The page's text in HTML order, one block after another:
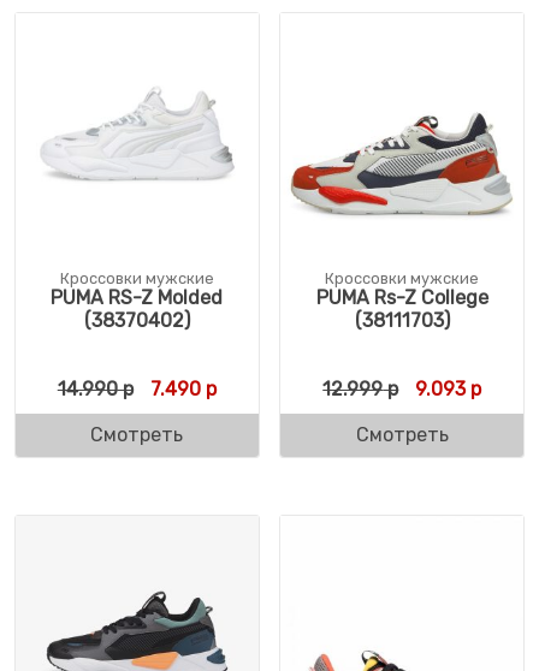
Кроссовки мужские
PUMA RS-Z Molded
(38370402)
14.990р Первоначальная цена составляла 14.990
7.490рТекущая цена: 7.490 р.
Смотреть
Кроссовки мужские
PUMA Rs-Z College
(38111703)
12.999р 9.093р
Смотреть